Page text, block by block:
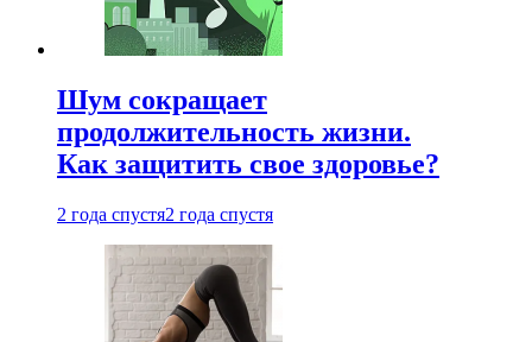
Шум сокращает
продолжительность жизни.
Как защитить свое здоровье?
2 года спустя2 года спустя